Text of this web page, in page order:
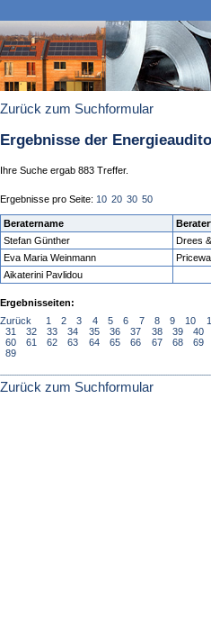
Zurück zum Suchformular
Ergebnisse der
Ihre Suche ergab 883 Treffer.
Ergebnisse pro Seite: 10 20 30 50
Beratername
Stefan Günther
Drees
Eva Maria Weinmann
Aikaterini Pavlidou
Ergebnisseiten:
Zurück
1 2 3 4 5 6 7 8 9 10
31
32 33 34 35 36 37 38 39
40
60
61 62 63 64 65 66 67 68
69
89
Zurück zum Suchformular